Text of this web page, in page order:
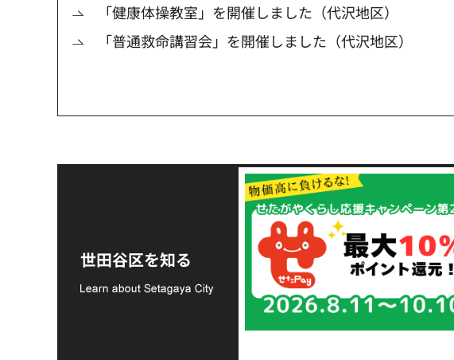
「健康体操教室」を開催しました（代沢地区）
「普通救命講習会」を開催しました（代沢地区）
世田谷区を知る
支援金の募集につい
て